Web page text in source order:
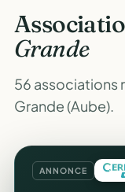
Grande
56 associations
Grande (Aube).
ANNONCE